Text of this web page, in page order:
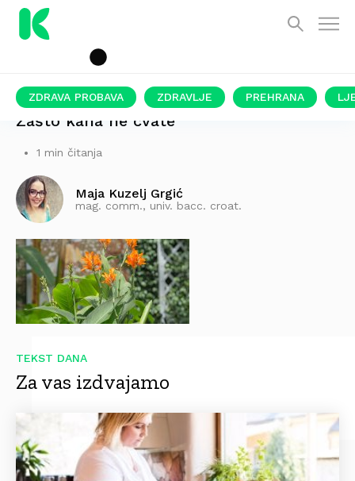
ZDRAVA PROBAVA ZDRAVLJE PREHRANA
Zašto kana ne cvate
1 min čitanja
Maja Kuzelj Grgić
mag. comm., univ. bacc. croat.
TEKST DANA
Za vas izdvajamo